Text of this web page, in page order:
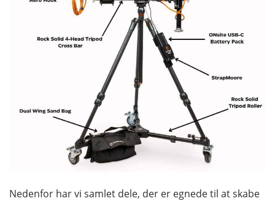
Nedenfor har vi samlet dele, der er egnede til at skabe